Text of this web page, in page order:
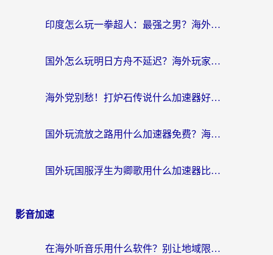
印度怎么玩一拳超人：最强之男？海外党国服游戏加速避坑指南
国外怎么玩明日方舟不延迟？海外玩家国服游戏加速终极指南（附DNF梦幻诛仙解决方案）
海外党别愁！打炉石传说什么加速器好用？3个实用技巧解决国服游戏卡顿
国外玩流放之路用什么加速器免费？海外党亲测有效的国服游戏加速指南
国外玩国服浮生为卿歌用什么加速器比较好？海外党亲测不踩坑指南
影音加速
在海外听音乐用什么软件？别让地域限制断了你的华语歌单